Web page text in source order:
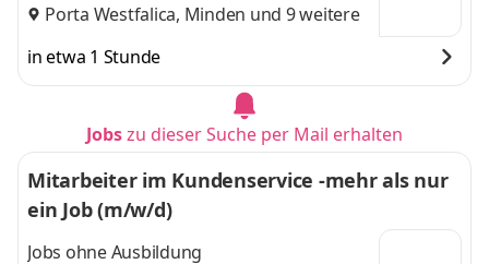
Porta Westfalica, Minden und 9 weitere
in etwa 1 Stunde
Jobszu dieser Suche per Mail erhalten
Mitarbeiter im Kundenservice -mehr als nur
ein Job (m/w/d)
Jobs ohne Ausbildung